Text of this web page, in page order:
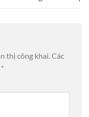
thị công khai.Các
*